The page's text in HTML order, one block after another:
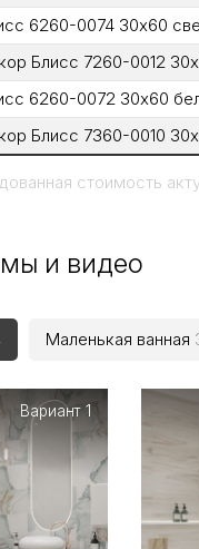
6260-0074 30х60
Блисс 7260-0012
6260-0072 30х60
Блисс 7360-0010
стоимость
и видео
Маленькая ванная
Вариант 1